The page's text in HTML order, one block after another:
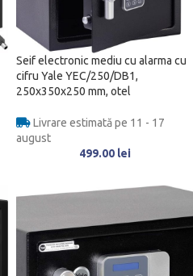
Seif electronic mediu cu alarma cu
cifru Yale YEC/250/DB1,
250x350x250 mm, otel
Livrare estimată pe 11 - 17
august
499.00 lei